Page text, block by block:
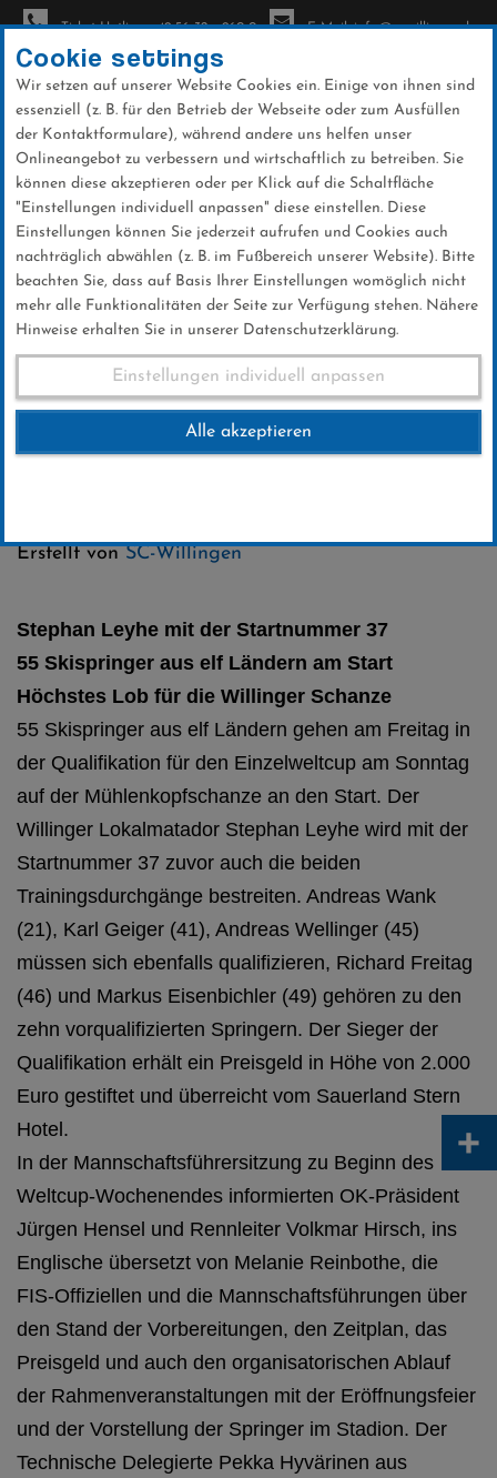
Direkt
zum
Inhalt
Ticket-Hotline: +49 56 32 - 960-0 E-Mail: info@sc-willingen.de
News
55 Skispringer aus elf Ländern
am Start
Erstellt vonSC-Willingen
Stephan Leyhe mit der Startnummer 37
55 Skispringer aus elf Ländern am Start
Höchstes Lob für die Willinger Schanze
55 Skispringer aus elf Ländern gehen am Freitag in
der Qualifikation für den Einzelweltcup am Sonntag
auf der Mühlenkopfschanze an den Start. Der
Willinger Lokalmatador Stephan Leyhe wird mit der
Startnummer 37 zuvor auch die beiden
Trainingsdurchgänge bestreiten. Andreas Wank
(21), Karl Geiger (41), Andreas Wellinger (45)
müssen sich ebenfalls qualifizieren, Richard Freitag
(46) und Markus Eisenbichler (49) gehören zu den
zehn vorqualifizierten Springern. Der Sieger der
Qualifikation erhält ein Preisgeld in Höhe von 2.000
Euro gestiftet und überreicht vom Sauerland Stern
Hotel.
In der Mannschaftsführersitzung zu Beginn des
Weltcup-Wochenendes informierten OK-Präsident
Jürgen Hensel und Rennleiter Volkmar Hirsch, ins
Englische übersetzt von Melanie Reinbothe, die
FIS-Offiziellen und die Mannschaftsführungen über
den Stand der Vorbereitungen, den Zeitplan, das
Preisgeld und auch den organisatorischen Ablauf
der Rahmenveranstaltungen mit der Eröffnungsfeier
und der Vorstellung der Springer im Stadion. Der
Technische Delegierte Pekka Hyvärinen aus
Cookie settings
Wir setzen auf unserer Website Cookies ein. Einige von ihnen sind
essenziell (z. B. für den Betrieb der Webseite oder zum Ausfüllen
der Kontaktformulare), während andere uns helfen unser
Onlineangebot zu verbessern und wirtschaftlich zu betreiben. Sie
können diese akzeptieren oder per Klick auf die Schaltfläche
"Einstellungen individuell anpassen" diese einstellen. Diese
Einstellungen können Sie jederzeit aufrufen und Cookies auch
nachträglich abwählen (z. B. im Fußbereich unserer Website). Bitte
beachten Sie, dass auf Basis Ihrer Einstellungen womöglich nicht
mehr alle Funktionalitäten der Seite zur Verfügung stehen. Nähere
Hinweise erhalten Sie in unserer Datenschutzerklärung.
Einstellungen individuell anpassen
Alle akzeptieren
+